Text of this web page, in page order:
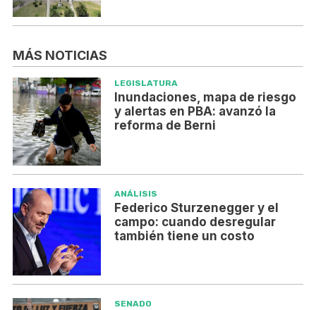
MÁS NOTICIAS
LEGISLATURA
Inundaciones, mapa de riesgo
y alertas en PBA: avanzó la
reforma de Berni
ANÁLISIS
Federico Sturzenegger y el
campo: cuando desregular
también tiene un costo
SENADO